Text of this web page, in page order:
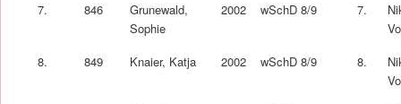
7.
846
Grunewald,
Sophie
2002 wSchD 8/9 7.
8.
849 Knaier, Katja 2002 wSchD 8/9 8.